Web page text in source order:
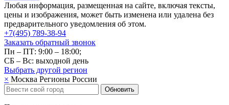
Любая информация, размещенная на сайте, включая тексты,
цены и изображения, может быть изменена или удалена без
предварительного уведомления об этом.
+7(495) 789-38-94
Заказать обратный звонок
Пн – ПТ: 9:00 – 18:00;
СБ – Вс: выходной день
Выбрать другой регион
× Москва Регионы России
Обновить